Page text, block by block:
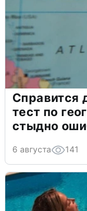
Справится
тест по
стыдно
6 августа 141